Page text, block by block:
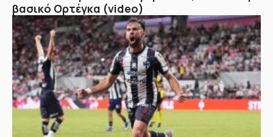
βασικό Ορτέγκα (video)